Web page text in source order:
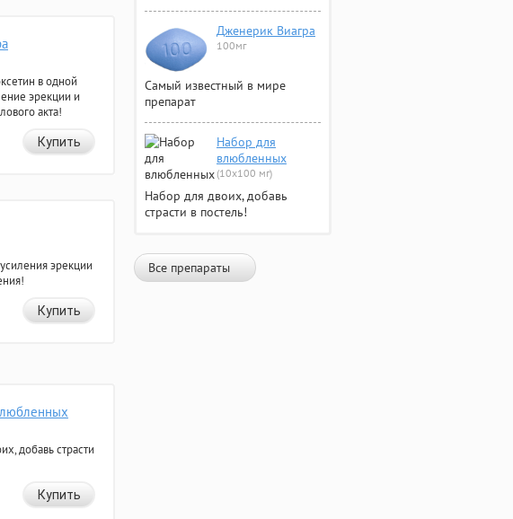
в одной
эрекции и
акта!
Купить
эрекции
Купить
добавь страсти
Купить
Дженерик Виагра
100мг
Самый известный в мире
препарат
Набор для
влюбленных
(10х100 мг)
Набор для двоих, добавь
страсти в постель!
Все препараты